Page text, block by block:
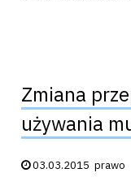
Zmiana
używania
Data publikacji:
03.03.2015 prawo